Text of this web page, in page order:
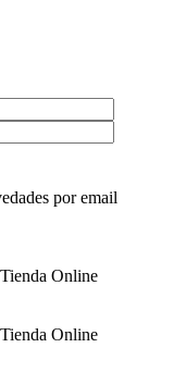
por email